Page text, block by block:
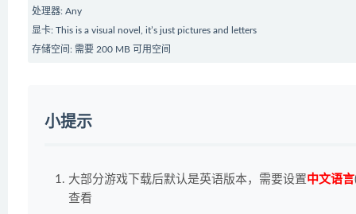
处理器: Any
显卡: This is a visual novel, it’s just pictures and letters
存储空间: 需要 200 MB 可用空间
小提示
大部分游戏下载后默认是英语版本，需要设置中文语言
查看